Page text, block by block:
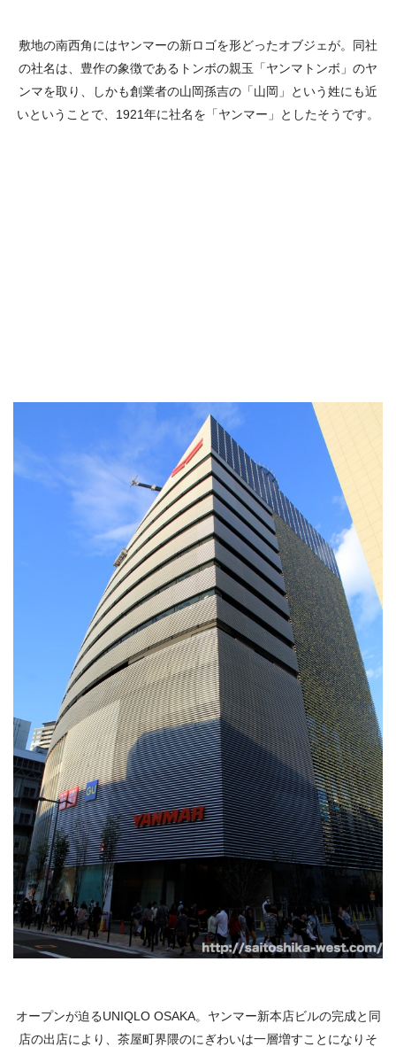
敷地の南西角にはヤンマーの新ロゴを形どったオブジェが。同社
の社名は、豊作の象徴であるトンボの親玉「ヤンマトンボ」のヤ
ンマを取り、しかも創業者の山岡孫吉の「山岡」という姓にも近
いということで、1921年に社名を「ヤンマー」としたそうです。
オープンが迫るUNIQLO OSAKA。ヤンマー新本店ビルの完成と同
店の出店により、茶屋町界隈のにぎわいは一層増すことになりそ